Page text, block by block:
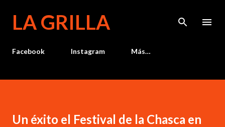
LA GRILLA
Facebook Instagram Más…
Un éxito el Festival de la Chasca en